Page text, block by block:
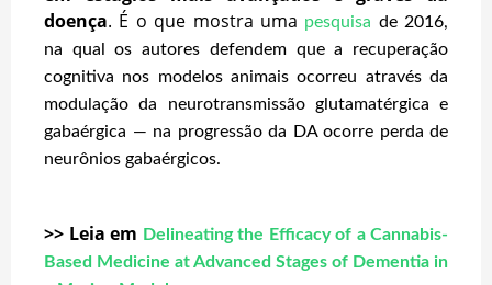
doença. É o que mostra uma pesquisa de 2016,
na qual os autores defendem que a recuperação
cognitiva nos modelos animais ocorreu através da
modulação da neurotransmissão glutamatérgica e
gabaérgica — na progressão da DA ocorre perda de
neurônios gabaérgicos.
>> Leia em Delineating the Efficacy of a Cannabis-
Based Medicine at Advanced Stages of Dementia in